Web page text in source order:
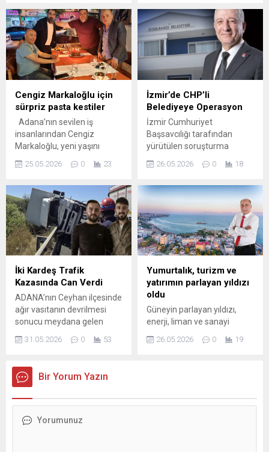
Partiye Oy Verirsiniz?” ile
CHP’li seçmenlere yönelik
“Butlan Kararı Oy Verme
Tercihinizi Nasıl Etkiler?” ve
“Özgür Özel Ne Yapmalı?”
sorularını yöneltti.
göre, olaydan sonra
kaçmaya çalışarak kendisini
durdurmak isteyen polis
memurunu ezmeye
teşebbüs ettiği iddia edilen
yabancı uyruklu kadın
sürücü Canyel H.gözaltına
alınmıştı. Canyel H.
emniyetteki işlemlerinin
ardından sevk edildiği
adliyede çıkarıldığı nöbetçi...
Cengiz Markaloğlu için
sürpriz pasta kestiler
Adana’nın sevilen iş
insanlarından Cengiz
Markaloğlu, yeni yaşını
Restaurant’ta kutladı.
Ethem Ekin Sokak’ta kısa
süre önce hizmete giren
Şura Restaurant’ta
gerçekleşen doğum günü
buluşması, samimi ve sıcak
görüntülere sahne oldu.
Markaloğlu için hazırlanan
sürpriz kutlamada yakın
masaya getirilen doğum
günü...
25.05.2026 0 23
İzmir’de CHP’li
Belediyeye Operasyon
İzmir Cumhuriyet
Başsavcılığı tarafından
yürütülen soruşturma
Güzelbahçe Belediye
da olduğu şüpheliler için
gözaltı kararı verildi.
MUSTAFA GÜNAY DAHİL 5
KİŞİ GÖZALTINA ALINDI Bu
kapsamda İzmir İl
Jandarma Komutanlığı
ekipleri, sabah saatlerinde
operasyon düzenledi.
Mustafa Günay ile birlikte
alındı. Operasyona ilişkin
resmi...
26.05.2026 0 18
İki Kardeş Trafik
Kazasında Can Verdi
ADANA’nın Ceyhan ilçesinde
ağır vasıtanın devrilmesi
sonucu meydana gelen
trafik kazasında 2 kardeş
hayatını kaybetti. Kaza,
ayrımında meydana geldi.
İddiaya göre, sürücüsünün
araç içerisinde bulunan
31.05.2026 0 53
Yumurtalık, turizm ve
yatırımın parlayan yıldızı
oldu
Güneyin parlayan yıldızı,
enerji, liman ve sanayi
yatırımlarının gözde ilçesi
Yumurtalık’ın Belediye
26.05.2026 0 19
Bir Yorum Yazın